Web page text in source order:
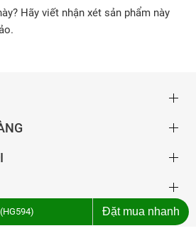
HG594 Đặt mua nhanh
Hãy viết nhận xét sản phẩm này